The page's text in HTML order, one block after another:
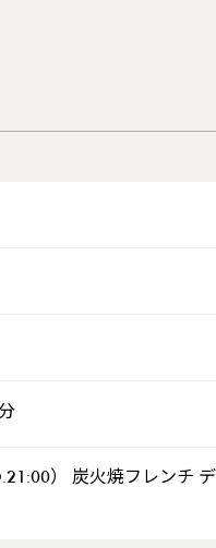
） 炭火焼フレンチ デ